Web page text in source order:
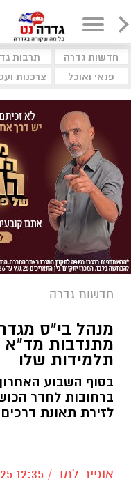
חדשות גדרה תרבות
פנאי ואוכל
צרכנות
חדשות גדרה
מנהל בי"ס
מתנדבות מד"א
תלמידות שלו
בסוף השבוע
ברחובות לחדר
לזירת תאונת
אופיר למב / 12:35 25.08.25